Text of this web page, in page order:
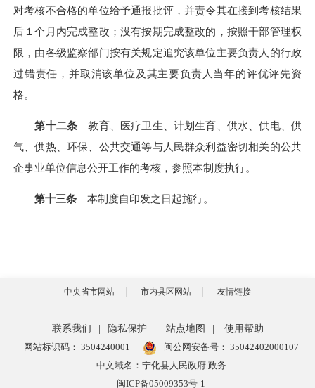
对考核不合格的单位给予通报批评，并责令其在接到考核结果
后１个月内完成整改；没有按期完成整改的，按照干部管理权
限，由各级监察部门按有关规定追究该单位主要负责人的行政
过错责任，并取消该单位及其主要负责人当年的评优评先资
格。
第十二条 教育、医疗卫生、计划生育、供水、供电、供
气、供热、环保、公共交通等与人民群众利益密切相关的公共
企事业单位信息公开工作的考核，参照本制度执行。
第十三条 本制度自印发之日起施行。
中央省市网站 市内县区网站 友情链接
联系我们 隐私保护 站点地图
使用帮助
网站标识码： 3504240001
闽公网安备号： 35042402000107
中文域名：宁化县人民政府.政务
闽ICP备05009353号-1